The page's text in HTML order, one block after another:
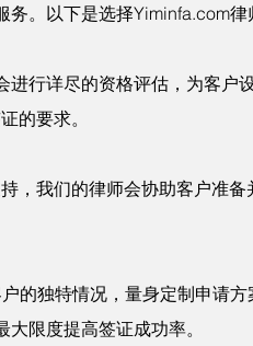
。以下是选择Yiminfa.com律
进行详尽的资格评估，为客户
的要求。
，我们的律师会协助客户准
的独特情况，量身定制申请
限度提高签证成功率。